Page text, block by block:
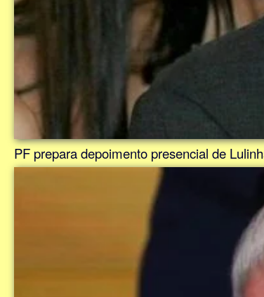
PF prepara depoimento presencial de